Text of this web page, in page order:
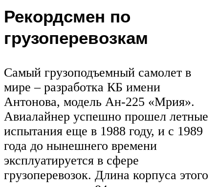
Рекордсмен по
грузоперевозкам
Самый грузоподъемный самолет в
мире – разработка КБ имени
Антонова, модель Ан-225 «Мрия».
Авиалайнер успешно прошел летные
испытания еще в 1988 году, и с 1989
года до нынешнего времени
эксплуатируется в сфере
грузоперевозок. Длина корпуса этого